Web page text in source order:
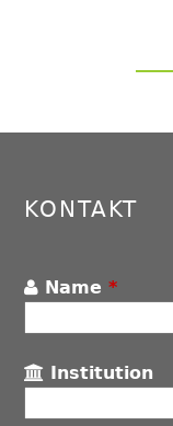
to
KONTAKT
Name*
Institution